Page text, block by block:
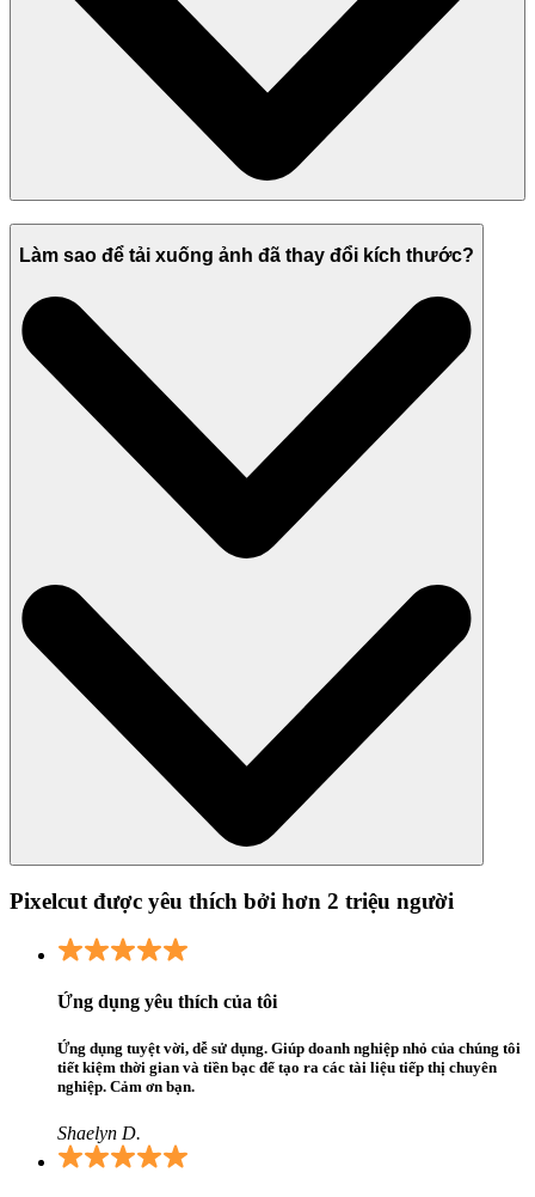
Làm sao để tải xuống ảnh đã thay đổi kích thước?
Pixelcut được yêu thích bởi hơn 2 triệu người
Ứng dụng yêu thích của tôi
Ứng dụng tuyệt vời, dễ sử dụng. Giúp doanh nghiệp nhỏ của chúng tôi
tiết kiệm thời gian và tiền bạc để tạo ra các tài liệu tiếp thị chuyên
nghiệp. Cảm ơn bạn.
Shaelyn D.